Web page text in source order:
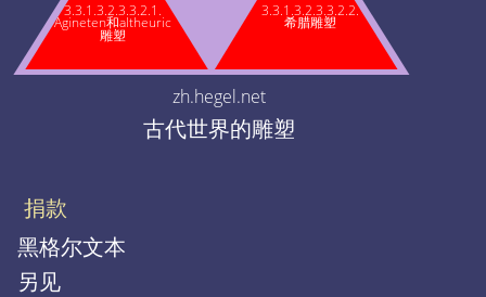
3.3.1.3.2.3.3.2.1.
Agineten和altheuric
雕塑
3.3.1.3.2.3.3.2.2.
希腊雕塑
zh.hegel.net
古代世界的雕塑
捐款
黑格尔文本
另见